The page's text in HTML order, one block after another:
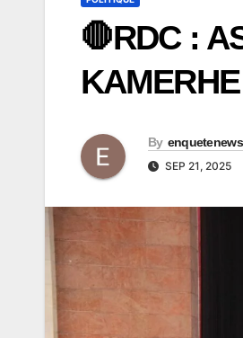
🛑RDC :
By
SEP 21, 2025